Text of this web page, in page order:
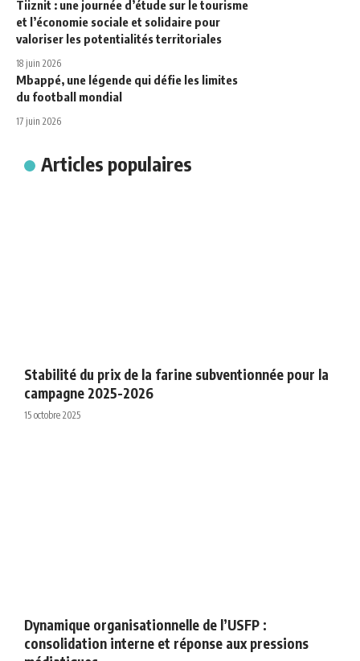
Tiiznit : une journée d’étude sur le tourisme
et l’économie sociale et solidaire pour
valoriser les potentialités territoriales
18 juin 2026
Mbappé, une légende qui défie les limites
du football mondial
17 juin 2026
Articles populaires
Stabilité du prix de la farine subventionnée pour la
campagne 2025-2026
15 octobre 2025
Dynamique organisationnelle de l’USFP :
consolidation interne et réponse aux pressions